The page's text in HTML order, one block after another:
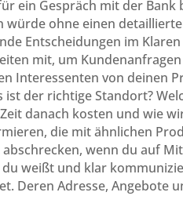
ein Gespräch mit der
würde ohne einen
Entscheidungen im
mit, um
Interessenten von deinen
ist der richtige Standort?
danach kosten und wie
die mit ähnlichen
wenn du auf
weißt und klar
Deren Adresse, Angebote